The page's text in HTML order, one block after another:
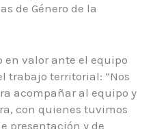
de Género de la
en valor ante el equipo
trabajo territorial: “Nos
acompañar al equipo y
con quienes tuvimos
presentación y de